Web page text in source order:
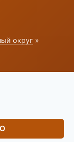
округ »